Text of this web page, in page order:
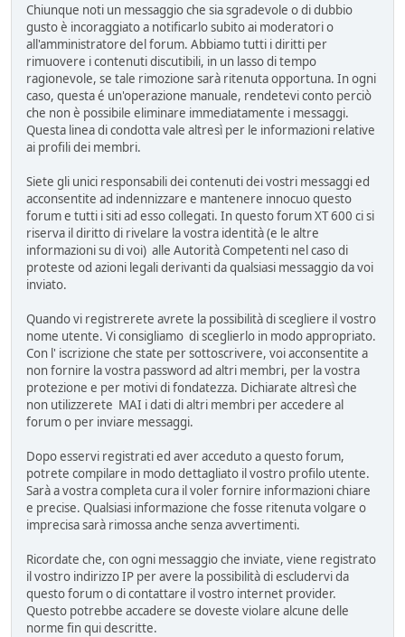
Chiunque noti un messaggio che sia sgradevole o di dubbio
gusto è incoraggiato a notificarlo subito ai moderatori o
all'amministratore del forum. Abbiamo tutti i diritti per
rimuovere i contenuti discutibili, in un lasso di tempo
ragionevole, se tale rimozione sarà ritenuta opportuna. In ogni
caso, questa é un'operazione manuale, rendetevi conto perciò
che non è possibile eliminare immediatamente i messaggi.
Questa linea di condotta vale altresì per le informazioni relative
ai profili dei membri.
Siete gli unici responsabili dei contenuti dei vostri messaggi ed
acconsentite ad indennizzare e mantenere innocuo questo
forum e tutti i siti ad esso collegati. In questo forum XT 600 ci si
riserva il diritto di rivelare la vostra identità (e le altre
informazioni su di voi) alle Autorità Competenti nel caso di
proteste od azioni legali derivanti da qualsiasi messaggio da voi
inviato.
Quando vi registrerete avrete la possibilità di scegliere il vostro
nome utente. Vi consigliamo di sceglierlo in modo appropriato.
Con l' iscrizione che state per sottoscrivere, voi acconsentite a
non fornire la vostra password ad altri membri, per la vostra
protezione e per motivi di fondatezza. Dichiarate altresì che
non utilizzerete MAI i dati di altri membri per accedere al
forum o per inviare messaggi.
Dopo esservi registrati ed aver acceduto a questo forum,
potrete compilare in modo dettagliato il vostro profilo utente.
Sarà a vostra completa cura il voler fornire informazioni chiare
e precise. Qualsiasi informazione che fosse ritenuta volgare o
imprecisa sarà rimossa anche senza avvertimenti.
Ricordate che, con ogni messaggio che inviate, viene registrato
il vostro indirizzo IP per avere la possibilità di escludervi da
questo forum o di contattare il vostro internet provider.
Questo potrebbe accadere se doveste violare alcune delle
norme fin qui descritte.